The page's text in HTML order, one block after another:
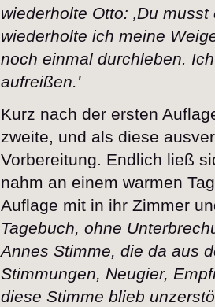
wiederholte Otto: ‚Du
wiederholte ich meine
noch einmal durchleben.
aufreißen.'
Kurz nach der ersten
zweite, und als diese
Vorbereitung. Endlich ließ
nahm an einem warmen
Auflage mit in ihr Zimmer
Tagebuch, ohne
Annes Stimme, die da aus
Stimmungen, Neugier,
diese Stimme blieb